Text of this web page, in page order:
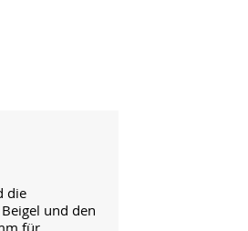
die
und den